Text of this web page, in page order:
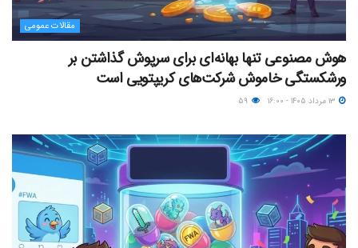
مقالات عمومی
هوش مصنوعی تنها بهانه‌ای برای سرپوش گذاشتن بر
ورشکستگی خاموش شرکت‌های کریپتویی است